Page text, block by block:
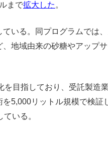
まで拡大した 。
ている。同プログラムでは
地域由来の砂糖やアップ
目指しており、受託製造
5,000リットル規模で検証
いる。